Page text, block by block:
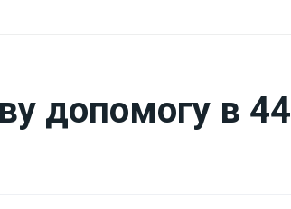
допомогу в 44